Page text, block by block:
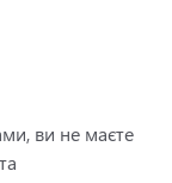
ви не маєте